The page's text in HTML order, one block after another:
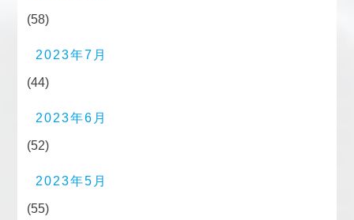
(58)
2023年7月
(44)
2023年6月
(52)
2023年5月
(55)